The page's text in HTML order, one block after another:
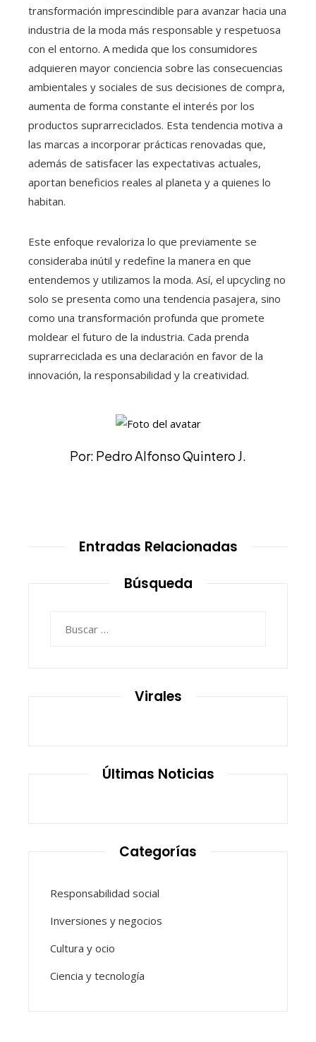
transformación imprescindible para avanzar hacia una
industria de la moda más responsable y respetuosa
con el entorno. A medida que los consumidores
adquieren mayor conciencia sobre las consecuencias
ambientales y sociales de sus decisiones de compra,
aumenta de forma constante el interés por los
productos suprarreciclados. Esta tendencia motiva a
las marcas a incorporar prácticas renovadas que,
además de satisfacer las expectativas actuales,
aportan beneficios reales al planeta y a quienes lo
habitan.
Este enfoque revaloriza lo que previamente se
consideraba inútil y redefine la manera en que
entendemos y utilizamos la moda. Así, el upcycling no
solo se presenta como una tendencia pasajera, sino
como una transformación profunda que promete
moldear el futuro de la industria. Cada prenda
suprarreciclada es una declaración en favor de la
innovación, la responsabilidad y la creatividad.
Por: Pedro Alfonso Quintero J.
Entradas Relacionadas
Búsqueda
Virales
Últimas Noticias
Categorías
Responsabilidad social
Inversiones y negocios
Cultura y ocio
Ciencia y tecnología